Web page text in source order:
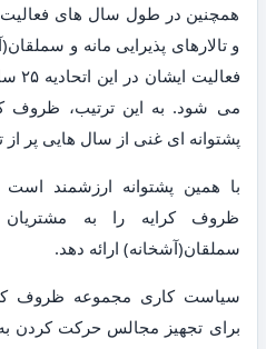
همچنین در طول سال های فعالیت
و تالارهای پذیرایی مانه و
می شود. به این ترتیب، ظروف
پشتوانه ای غنی از سال هایی پر از
با همین پشتوانه ارزشمند
ظروف کرایه را به
سملقان(آشخانه) ارائه دهد.
سیاست کاری مجموعه ظروف
برای تجهیز مجالس حرکت کردن